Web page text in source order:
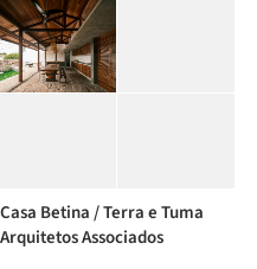
Casa Betina / Terra e Tuma
Arquitetos Associados